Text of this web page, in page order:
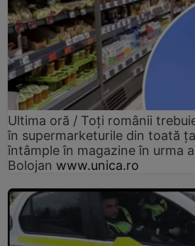
Ultima oră / Toți românii
în supermarketurile din toată
întâmple în magazine în urma
Bolojan www.unica.ro